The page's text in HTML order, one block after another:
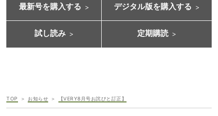
最新号を購入する デジタル版を購入する
試し読み 定期購読
TOP お知らせ 【VERY8月号お詫びと訂正】